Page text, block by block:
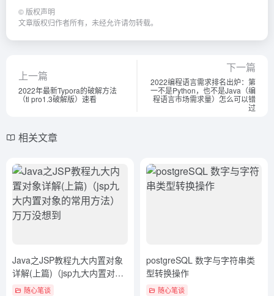
© 版权声明
文章版权归作者所有，未经允许请勿转载。
上一篇
2022年最新Typora的破解方法
（tl pro1.3破解版）速看
下一篇
2022编程语言需求排名出炉：第
一不是Python，也不是Java（编
程语言市场需求量）怎么可以错
过
相关文章
Java之JSP教程九大内置对象
详解(上篇)（jsp九大内置对象
的常用方法）万万没想到
随心笔谈
postgreSQL 数字与字符串类
型转换操作
随心笔谈